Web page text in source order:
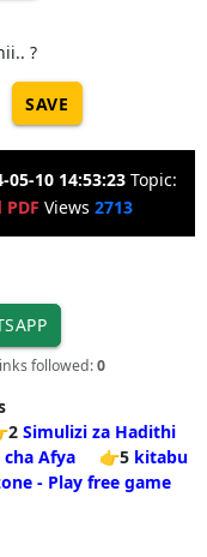
?
SAVE
05-10 14:53:23 Topic:
Views 2713
followed:0
Simulizi za Hadithi
Afya 👉5 kitabu
- Play free game